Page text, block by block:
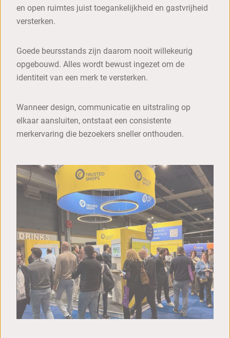
en open ruimtes juist toegankelijkheid en gastvrijheid
versterken.
Goede beursstands zijn daarom nooit willekeurig
opgebouwd. Alles wordt bewust ingezet om de
identiteit van een merk te versterken.
Wanneer design, communicatie en uitstraling op
elkaar aansluiten, ontstaat een consistente
merkervaring die bezoekers sneller onthouden.